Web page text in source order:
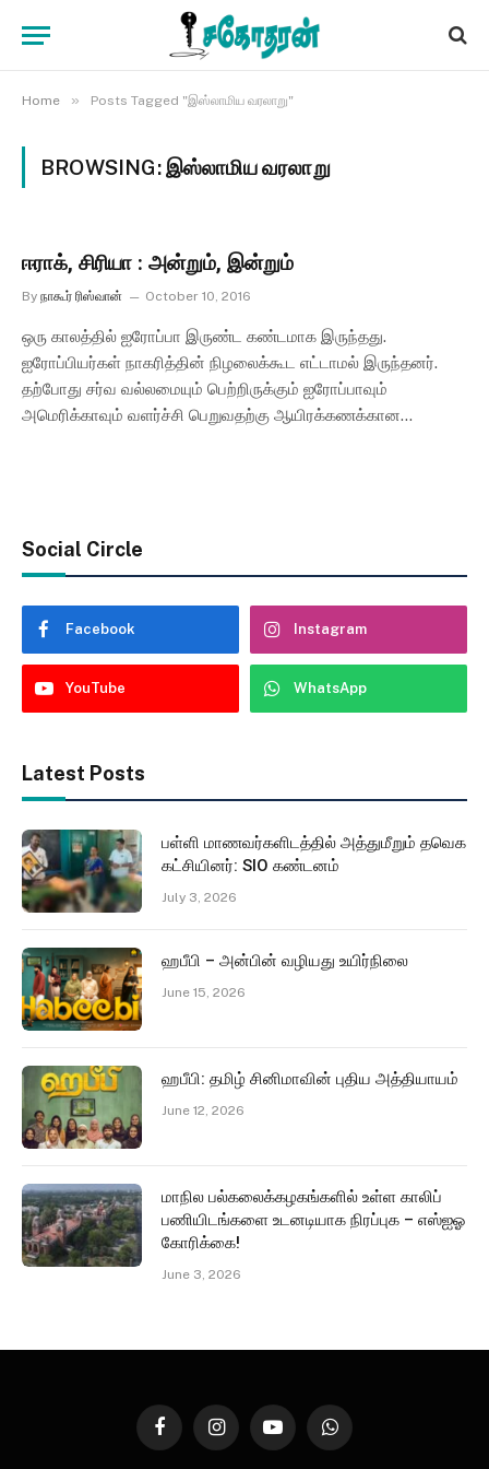
Home » Posts Tagged "இஸ்லாமிய வரலாறு"
BROWSING:இஸ்லாமிய வரலாறு
ஈராக், சிரியா : அன்றும், இன்றும்
By நாகூர் ரிஸ்வான் October 10, 2016
ஒரு காலத்தில் ஐரோப்பா இருண்ட கண்டமாக இருந்தது.
ஐரோப்பியர்கள் நாகரித்தின் நிழலைக்கூட எட்டாமல் இருந்தனர்.
தற்போது சர்வ வல்லமையும் பெற்றிருக்கும் ஐரோப்பாவும்
அமெரிக்காவும் வளர்ச்சி பெறுவதற்கு ஆயிரக்கணக்கான…
Social Circle
Facebook Instagram
YouTube WhatsApp
Latest Posts
பள்ளி மாணவர்களிடத்தில் அத்துமீறும் தவெக
கட்சியினர்: SIO கண்டனம்
July 3, 2026
ஹபீபி – அன்பின் வழியது உயிர்நிலை
June 15, 2026
ஹபீபி: தமிழ் சினிமாவின் புதிய அத்தியாயம்
June 12, 2026
மாநில பல்கலைக்கழகங்களில் உள்ள காலிப்
பணியிடங்களை உடனடியாக நிரப்புக – எஸ்ஐஓ
கோரிக்கை!
June 3, 2026
FacebookInstagramYouTubeWhatsApp